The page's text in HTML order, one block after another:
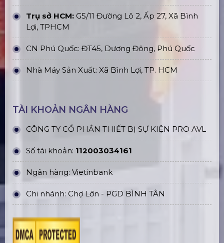
Trụ sở HCM: G5/11 Đường Lô 2, Ấp 27, Xã Bình
Lợi, TPHCM
CN Phú Quốc: ĐT45, Dương Đông, Phú Quốc
Nhà Máy Sản Xuất: Xã Bình Lợi, TP. HCM
TÀI KHOẢN NGÂN HÀNG
CÔNG TY CỔ PHẦN THIẾT BỊ SỰ KIỆN PRO AVL
Số tài khoản: 112003034161
Ngân hàng: Vietinbank
Chi nhánh: Chợ Lớn - PGD BÌNH TÂN